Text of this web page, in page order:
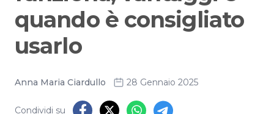
quando è consigliato
usarlo
Anna Maria Ciardullo 28 Gennaio 2025
Condividi su